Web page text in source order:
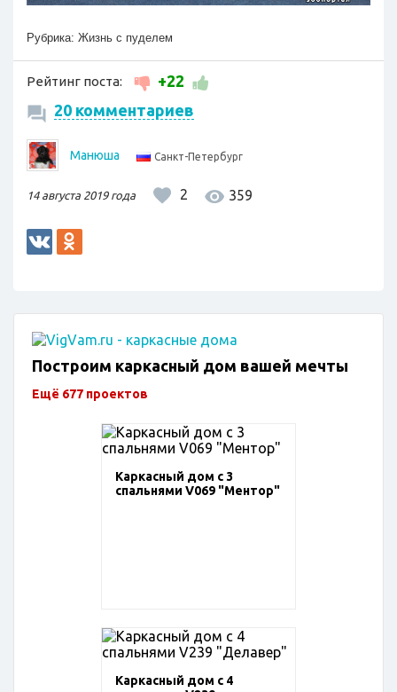
Рубрика: Жизнь с пуделем
Рейтинг поста:
+22
20 комментариев
Манюша Санкт-Петербург
14 августа 2019 года 2 359
Построим каркасный дом вашей мечты
Ещё 677 проектов
Каркасный дом с 3
спальнями V069 "Ментор"
Каркасный дом с 4